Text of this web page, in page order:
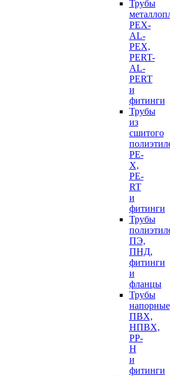
Трубы
PEX-
AL-
PEX,
PERT-
AL-
PERT
и
фитинги
Трубы
из
сшитого
PE-
X,
PE-
RT
и
фитинги
Трубы
ПЭ,
ПНД,
фитинги
и
фланцы
Трубы
напорные
ПВХ,
НПВХ,
PP-
H
и
фитинги